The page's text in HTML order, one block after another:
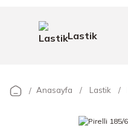
Lastik
Anasayfa Lastik